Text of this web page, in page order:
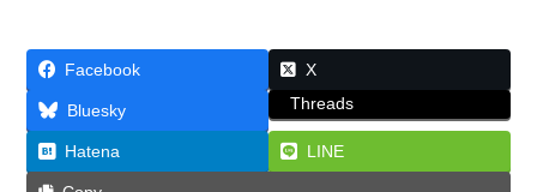
Facebook X
Bluesky Threads
Hatena LINE